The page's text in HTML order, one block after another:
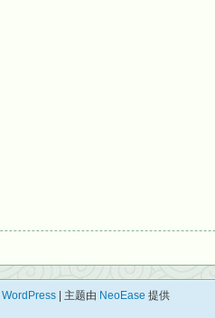
WordPress | 主题由 NeoEase 提供